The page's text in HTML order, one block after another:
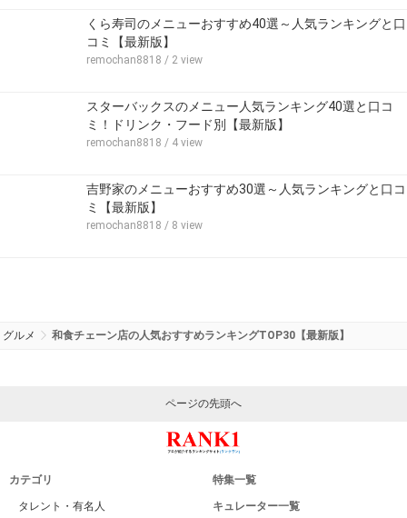
くら寿司のメニューおすすめ40選～人気ランキングと口
コミ【最新版】
remochan8818 / 2 view
スターバックスのメニュー人気ランキング40選と口コ
ミ！ドリンク・フード別【最新版】
remochan8818 / 4 view
吉野家のメニューおすすめ30選～人気ランキングと口コ
ミ【最新版】
remochan8818 / 8 view
グルメ 和食チェーン店の人気おすすめランキングTOP30【最新版】
ページの先頭へ
カテゴリ
タレント・有名人
特集一覧
キュレーター一覧